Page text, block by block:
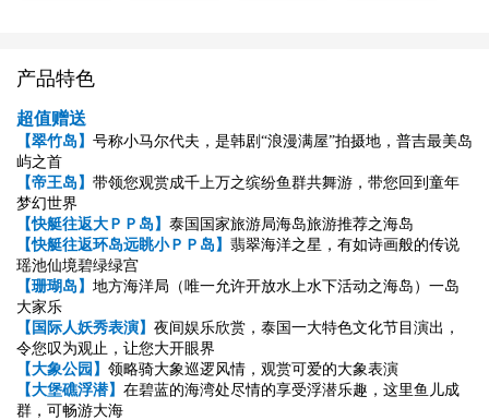
产品特色
超值赠送
【翠竹岛】 号称小马尔代夫，是韩剧“浪漫满屋”拍摄地，普吉最美岛
屿之首
【帝王岛】 带领您观赏成千上万之缤纷鱼群共舞游，带您回到童年
梦幻世界
【快艇往返大ＰＰ岛】 泰国国家旅游局海岛旅游推荐之海岛
【快艇往返环岛远眺小ＰＰ岛】 翡翠海洋之星，有如诗画般的传说
瑶池仙境碧绿绿宫
【珊瑚岛】 地方海洋局（唯一允许开放水上水下活动之海岛）一岛
大家乐
【国际人妖秀表演】 夜间娱乐欣赏，泰国一大特色文化节目演出，
令您叹为观止，让您大开眼界
【大象公园】 领略骑大象巡逻风情，观赏可爱的大象表演
【大堡礁浮潜】 在碧蓝的海湾处尽情的享受浮潜乐趣，这里鱼儿成
群，可畅游大海